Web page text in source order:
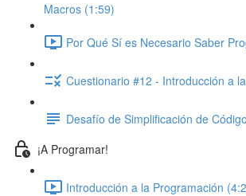
Macros (1:59)
Por Qué Sí es Necesario Saber
Cuestionario #12 - Introducción a
Desafío de Simplificación de Código
¡A Programar!
Introducción a la Programación